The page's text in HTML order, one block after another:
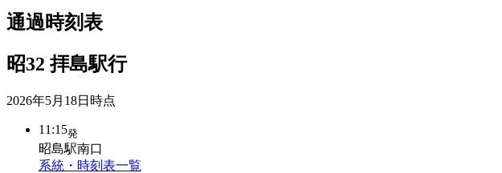
通過時刻表
昭32拝島駅行
2026年5月18日 時点
11:15発
昭島駅南口
系統・時刻表一覧